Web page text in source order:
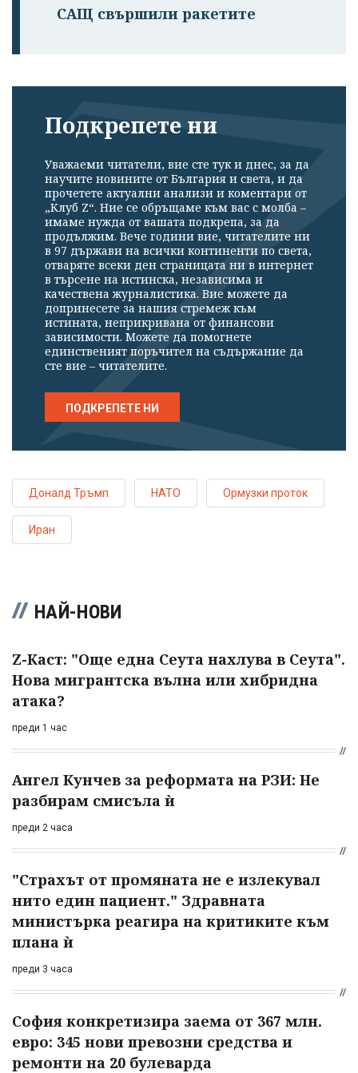
САЩ свършили ракетите
Подкрепете ни
Уважаеми читатели, вие сте тук и днес, за да
научите новините от България и света, и да
прочетете актуални анализи и коментари от
„Клуб Z“. Ние се обръщаме към вас с молба –
имаме нужда от вашата подкрепа, за да
продължим. Вече години вие, читателите ни
в 97 държави на всички континенти по света,
отваряте всеки ден страницата ни в интернет
в търсене на истинска, независима и
качествена журналистика. Вие можете да
допринесете за нашия стремеж към
истината, неприкривана от финансови
зависимости. Можете да помогнете
единственият поръчител на съдържание да
сте вие – читателите.
ПОДКРЕПЕТЕ НИ
Доналд Тръмп НАТО Ормузки проток
Иран
НАЙ-НОВИ
Z-Каст: "Още една Сеута нахлува в Сеута".
Нова мигрантска вълна или хибридна
атака?
преди 1 час
Ангел Кунчев за реформата на РЗИ: Не
разбирам смисъла ѝ
преди 2 часа
"Страхът от промяната не е излекувал
нито един пациент." Здравната
министърка реагира на критиките към
плана ѝ
преди 3 часа
София конкретизира заема от 367 млн.
евро: 345 нови превозни средства и
ремонти на 20 булеварда